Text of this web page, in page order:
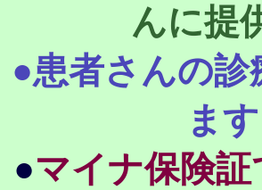
んに提
●患者さんの
ま
●マイナ保険